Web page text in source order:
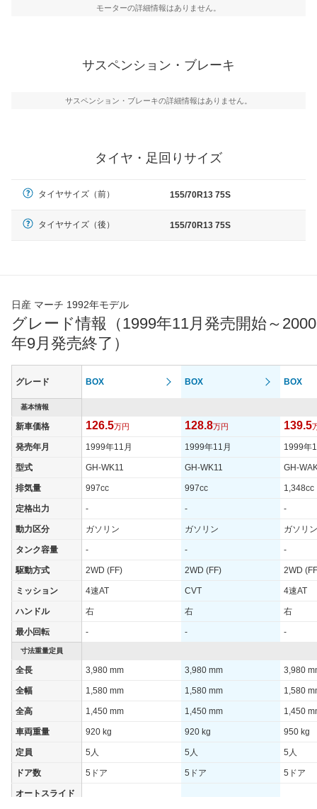
モーターの詳細情報はありません。
サスペンション・ブレーキ
サスペンション・ブレーキの詳細情報はありません。
タイヤ・足回りサイズ
タイヤサイズ（前） 155/70R13 75S
タイヤサイズ（後） 155/70R13 75S
日産 マーチ 1992年モデル
グレード情報（1999年11月発売開始～2000
年9月発売終了）
グレード BOX BOX BOX
基本情報
新車価格 126.5万円 128.8万円 139.5
発売年月 1999年11月 1999年11月 1999年
型式 GH-WK11 GH-WK11 GH-
排気量 997cc 997cc 1,348cc
定格出力 - - -
動力区分 ガソリン ガソリン ガソリン
タンク容量 - - -
駆動方式 2WD (FF) 2WD (FF) 2WD
ミッション 4速AT CVT 4速AT
ハンドル 右 右 右
最小回転 - - -
寸法重量定員
全長 3,980 mm 3,980 mm 3,980
全幅 1,580 mm 1,580 mm 1,580
全高 1,450 mm 1,450 mm 1,450
車両重量 920 kg 920 kg 950 kg
定員 5人 5人 5人
ドア数 5ドア 5ドア 5ドア
オートスライド